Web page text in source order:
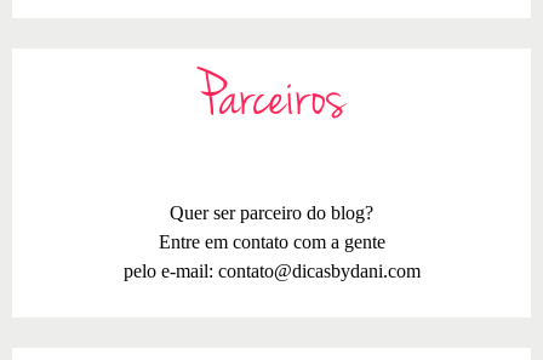
Parceiros
Quer ser parceiro do blog?
Entre em contato com a gente
pelo e-mail: contato@dicasbydani.com